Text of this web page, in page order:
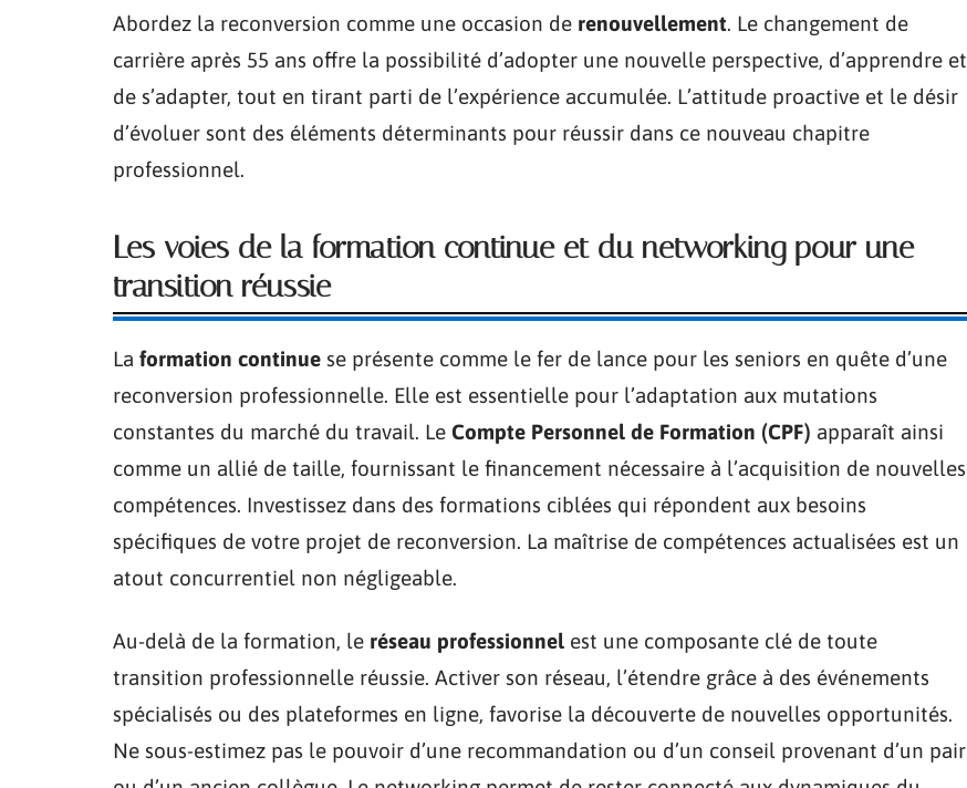
Abordez la reconversion comme une occasion de renouvellement. Le changement de
carrière après 55 ans offre la possibilité d’adopter une nouvelle perspective, d’apprendre et
de s’adapter, tout en tirant parti de l’expérience accumulée. L’attitude proactive et le désir
d’évoluer sont des éléments déterminants pour réussir dans ce nouveau chapitre
professionnel.
Les voies de la formation continue et du networking pour une
transition réussie
La formation continue se présente comme le fer de lance pour les seniors en quête d’une
reconversion professionnelle. Elle est essentielle pour l’adaptation aux mutations
constantes du marché du travail. Le Compte Personnel de Formation (CPF) apparaît ainsi
comme un allié de taille, fournissant le financement nécessaire à l’acquisition de nouvelles
compétences. Investissez dans des formations ciblées qui répondent aux besoins
spécifiques de votre projet de reconversion. La maîtrise de compétences actualisées est un
atout concurrentiel non négligeable.
Au-delà de la formation, le réseau professionnel est une composante clé de toute
transition professionnelle réussie. Activer son réseau, l’étendre grâce à des événements
spécialisés ou des plateformes en ligne, favorise la découverte de nouvelles opportunités.
Ne sous-estimez pas le pouvoir d’une recommandation ou d’un conseil provenant d’un pair